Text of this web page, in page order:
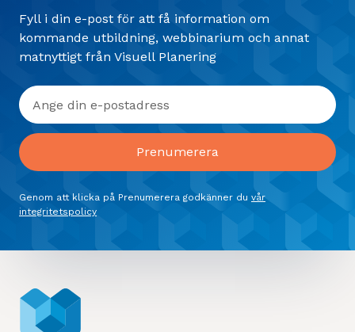
Fyll i din e-post för att få information om
kommande utbildning, webbinarium och annat
matnyttigt från Visuell Planering
Genom att klicka på Prenumerera godkänner du vår
integritetspolicy